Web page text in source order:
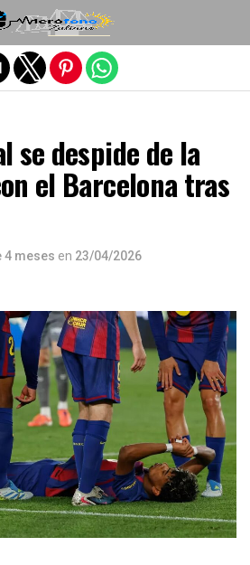
se despide de la
el Barcelona tras
4 meses en 23/04/2026
de la versión móvil